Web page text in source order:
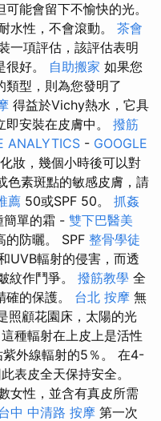
能會留下不愉快的光。
水性，不會滾動。 茶會
一項評估，該評估表明
好。 自助搬家 如果您
類型，則為您發明了
得益於Vichy熱水，它具
安裝在皮膚中。 撥筋
ANALYTICS - GOOGLE
妝，幾個小時後可以對
色素斑點的敏感皮膚，請
薦 50或SPF 50。 抓姦
單的霜 - 雙下巴醫美
的防曬。 SPF 整骨學徒
UVB輻射的侵害，而透
紋作鬥爭。 撥筋教學 全
的保護。 台北 按摩 無
照顧花園床，太陽的光
這種輻射在上皮上是活性
外線輻射的5％。 在4-
表皮全天保持安全。
女性，並含有真皮所需
中 中清路 按摩 第一次